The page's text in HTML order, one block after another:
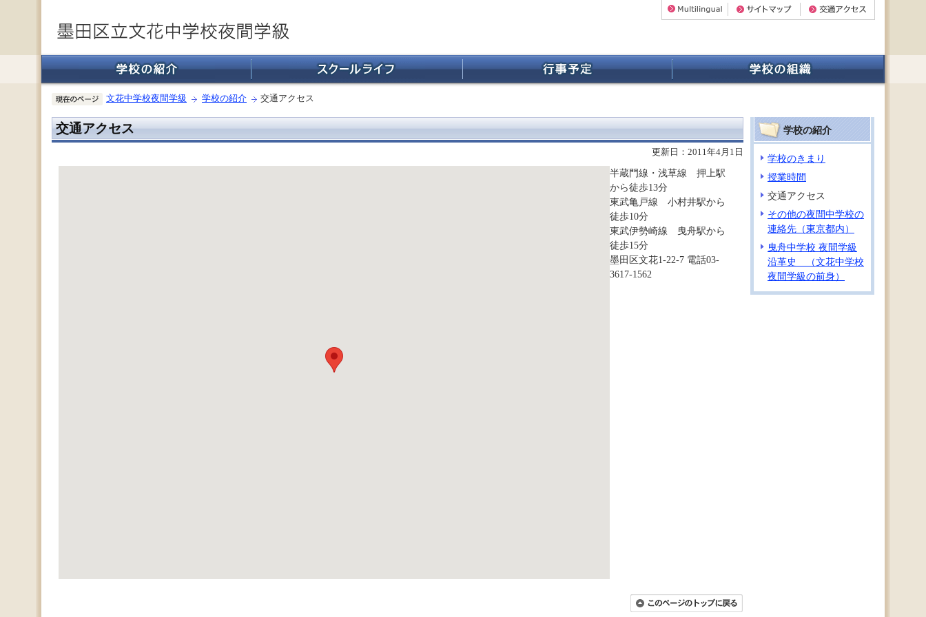
文花中学校夜間学級 学校の紹介 交通アクセス
交通アクセス
更新日：2011年4月1日
半蔵門線・浅草線 押上駅
から徒歩13分
東武亀戸線 小村井駅から
徒歩10分
東武伊勢崎線 曳舟駅から
徒歩15分
墨田区文花1-22-7 電話03-
3617-1562
学校の紹介
学校のきまり
授業時間
交通アクセス
その他の夜間中学校の
連絡先（東京都内）
曳舟中学校 夜間学級
沿革史 （文花中学校
夜間学級の前身）